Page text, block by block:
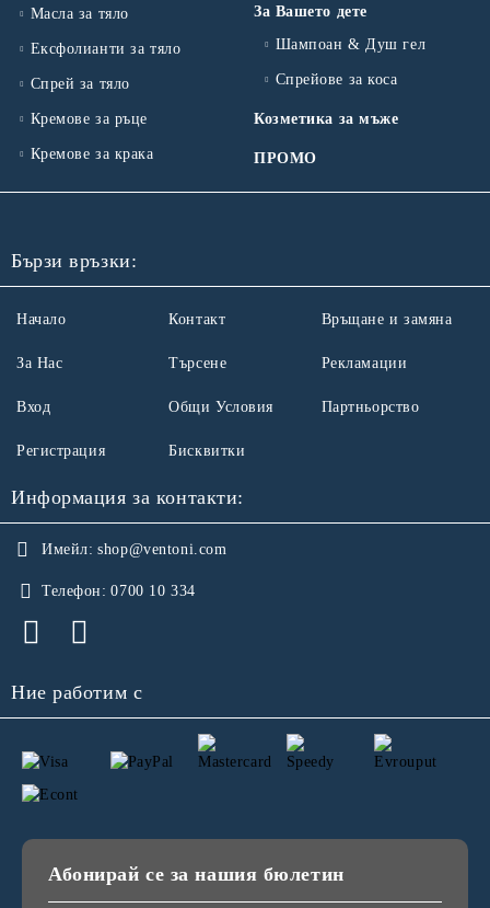
Масла за тяло
Ексфолианти за тяло
Спрей за тяло
Кремове за ръце
Кремове за крака
За Вашето дете
Шампоан & Душ гел
Спрейове за коса
Козметика за мъже
ПРОМО
Бързи връзки:
Начало
За Нас
Вход
Регистрация
Контакт
Търсене
Общи Условия
Бисквитки
Връщане и замяна
Рекламации
Партньорство
Информация за контакти:
Имейл: shop@ventoni.com
Телефон: 0700 10 334
Ние работим с
Абонирай се за нашия бюлетин